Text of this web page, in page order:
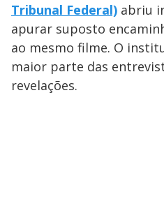
Tribunal Federal) abriu
apurar suposto
ao mesmo filme. O
maior parte das
revelações.